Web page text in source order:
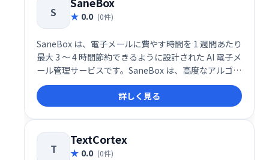
S 0.0 (0件)
SaneBox は、電子メールに費やす時間を 1 週間あたり
最大 3 ～ 4 時間節約できるように設計された AI 電子メ
ール管理サービスです。SaneBox は、高度なアルゴリ
ズムと機械学習を使用して、受信した電子メールを重
要度に応じて自動的にフォルダーに分類します。これ
により、無関係なメッセージを分類する時間を減ら
し、重要なこと、つまり電子メール以外のあらゆるこ
とに集中できるようになります。
詳しく見る
T
TextCortex
0.0 (0件)